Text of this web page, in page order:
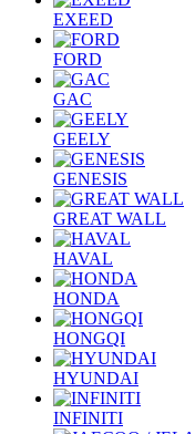
EXEED
FORD
GAC
GEELY
GENESIS
GREAT WALL
HAVAL
HONDA
HONGQI
HYUNDAI
INFINITI